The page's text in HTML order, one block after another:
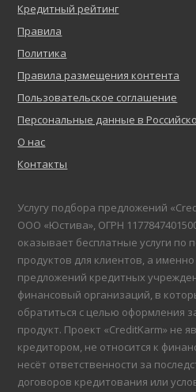
Кредитный рейтинг
Правила
Политика
Правила размещения контента
Пользовательское соглашение
Персональные данные в
О нас
Контакты
Услугу подбора предложений
ООО «Юстива», ОГРН
оказывает бесплатные услуги по
продуктов для клиентов, а
предложений кредитных
финансовый организаций, в
обратиться с целью оформления
продукт. Проект «CreditKarm» не
кредитором, не относится к
несёт ответственности за
договоров кредитования или